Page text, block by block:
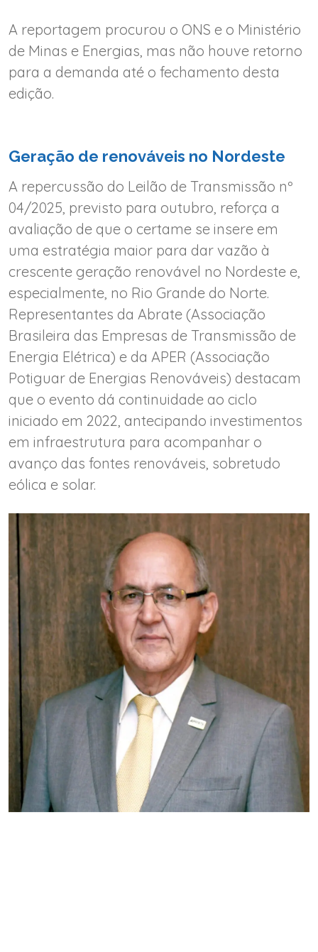
A reportagem procurou o ONS e o Ministério
de Minas e Energias, mas não houve retorno
para a demanda até o fechamento desta
edição.
Geração de renováveis no Nordeste
A repercussão do Leilão de Transmissão nº
04/2025, previsto para outubro, reforça a
avaliação de que o certame se insere em
uma estratégia maior para dar vazão à
crescente geração renovável no Nordeste e,
especialmente, no Rio Grande do Norte.
Representantes da Abrate (Associação
Brasileira das Empresas de Transmissão de
Energia Elétrica) e da APER (Associação
Potiguar de Energias Renováveis) destacam
que o evento dá continuidade ao ciclo
iniciado em 2022, antecipando investimentos
em infraestrutura para acompanhar o
avanço das fontes renováveis, sobretudo
eólica e solar.